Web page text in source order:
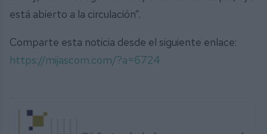
está abierto a la circulación”.
Comparte esta noticia desde el siguiente enlace:
https://mijascom.com/?a=6724